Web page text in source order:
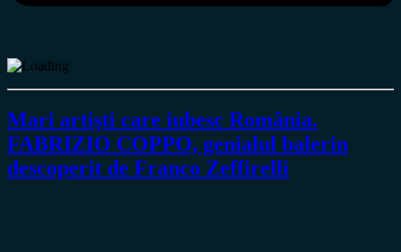
Mari artişti care iubesc România.
FABRIZIO COPPO, genialul balerin
descoperit de Franco Zeffirelli